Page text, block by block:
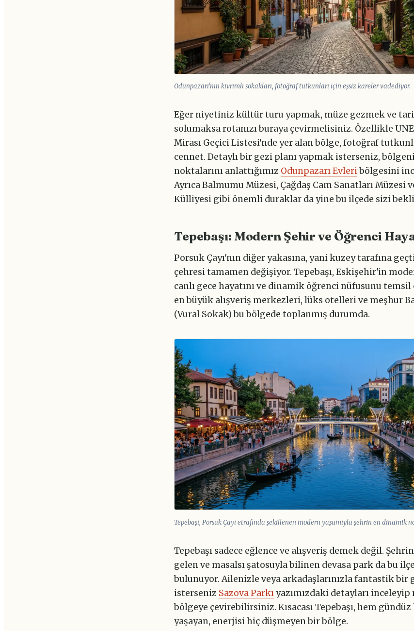
Odunpazarı'nın kıvrımlı sokakları, fotoğraf tutkunları için eşsiz kareler vadediyor.
Eğer niyetiniz kültür turu yapmak, müze gezmek ve
solumaksa rotanızı buraya çevirmelisiniz. Özellikle
Mirası Geçici Listesi'nde yer alan bölge, fotoğraf
cennet. Detaylı bir gezi planı yapmak isterseniz,
noktalarını anlattığımız Odunpazarı Evleribölgesini
Ayrıca Balmumu Müzesi, Çağdaş Cam Sanatları Müzesi
Külliyesi gibi önemli duraklar da yine bu ilçede sizi
Tepebaşı: Modern Şehir ve Öğrenci
Porsuk Çayı'nın diğer yakasına, yani kuzey tarafına
çehresi tamamen değişiyor. Tepebaşı, Eskişehir'in
canlı gece hayatını ve dinamik öğrenci nüfusunu
en büyük alışveriş merkezleri, lüks otelleri ve meşhur
(Vural Sokak) bu bölgede toplanmış durumda.
Tepebaşı, Porsuk Çayı etrafında şekillenen modern yaşamıyla şehrin en dinamik
Tepebaşı sadece eğlence ve alışveriş demek değil.
gelen ve masalsı şatosuyla bilinen devasa park da bu
bulunuyor. Ailenizle veya arkadaşlarınızla fantastik bir
isterseniz Sazova Parkıyazımızdaki detayları inceleyip
bölgeye çevirebilirsiniz. Kısacası Tepebaşı, hem gündüz
yaşayan, enerjisi hiç düşmeyen bir bölge.